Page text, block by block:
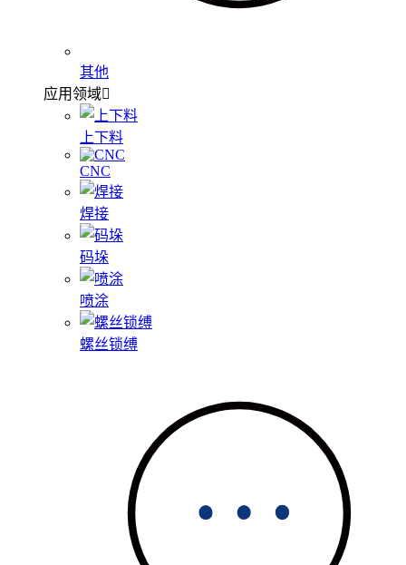
其他
应用领域
上下料
CNC
焊接
码垛
喷涂
螺丝锁缚